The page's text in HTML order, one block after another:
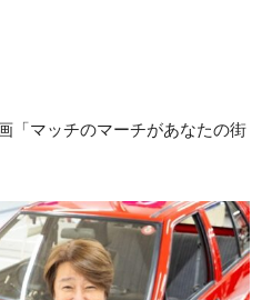
「マッチのマーチがあなたの街